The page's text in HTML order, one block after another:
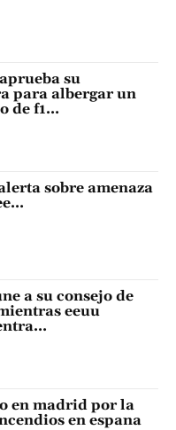
su
para albergar un
de f1…
sobre amenaza
a su consejo de
eeuu
en madrid por la
en espana